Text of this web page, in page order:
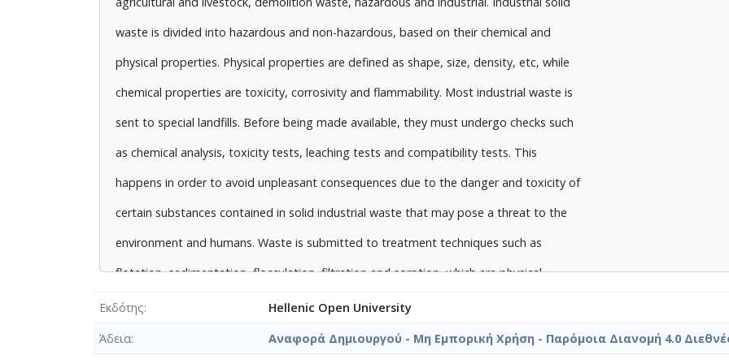
επεξεργασίας, όπως η επίπλευση, η καθίζηση, η κροκίδωση, το φιλτράρισμα και η
ρόφηση, οι οποίες είναι φυσικές μέθοδοι, η εξουδετέρωση, η οξειδοαναγωγή, η
ιοντοανταλλαγή, η στερεοποίηση - σταθεροποίηση, οι οποίες είναι χημικές μέθοδοι, η
κομποστοποίηση, η ενεργή ιλύς και η θερμική επεξεργασία, οι οποίες είναι
βιολογικές μέθοδοι. Οι χώροι υγειονομικής ταφής στους οποίους θα απορριφθούν τα
απόβλητα, διαλέγονται με βάση τα γεωλογικά και υδρογεωλογικά χαρακτηριστικά
της περιοχής. Οι περιοχές αυτές εξ αιτίας της δυσοσμίας, της σκόνης και την αερίων
που απελευθερώνονται μπορεί να προκαλέσουν καταστροφή της χλωρίδας και της
πανίδας της γύρω περιοχής. Γι’ αυτό το λόγο είναι προτιμότερο εκτός από την ταφή
waste is divided into hazardous and non-hazardous, based on their chemical and
physical properties. Physical properties are defined as shape, size, density, etc, while
chemical properties are toxicity, corrosivity and flammability. Most industrial waste is
sent to special landfills. Before being made available, they must undergo checks such
as chemical analysis, toxicity tests, leaching tests and compatibility tests. This
happens in order to avoid unpleasant consequences due to the danger and toxicity of
certain substances contained in solid industrial waste that may pose a threat to the
environment and humans. Waste is submitted to treatment techniques such as
flotation, sedimentation, flocculation, filtration and sorption, which are physical
methods, neutralization, redox, ion exchange, solidification-stabilization, which are
chemical methods composting, activated sludge and heat treatment, which are
Εκδότης
Hellenic Open University
Άδεια
Αναφορά Δημιουργού - Μη Εμπορική Χρήση - Παρόμοια Διανομή 4.0